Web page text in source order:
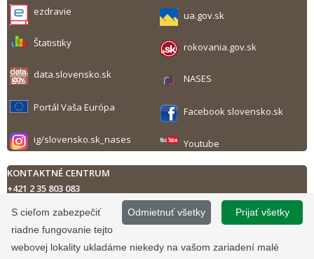
ezdravie ua.gov.sk
Štatistiky rokovania.gov.sk
data.slovensko.sk NASES
Portál Vaša Európa Facebook slovensko.sk
ig/slovensko.sk_nases Youtube
KONTAKTNÉ CENTRUM
+421 2 35 803 083
Kontaktný formulár
Pondelok až piatok
Tlač obsahu
Prijať všetky
Odmietnuť všetky
S cieľom zabezpečiť
riadne fungovanie tejto
webovej lokality ukladáme niekedy na vašom zariadení malé